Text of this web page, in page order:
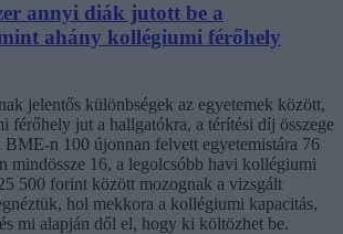
annyi diák jutott be a
ahány kollégiumi férőhely
jelentős különbségek az egyetemek között,
férőhely jut a hallgatókra, a térítési díj összege
BME-n 100 újonnan felvett egyetemistára 76
mindössze 16, a legolcsóbb havi kollégiumi
500 forint között mozognak a vizsgált
hol mekkora a kollégiumi kapacitás,
mi alapján dől el, hogy ki költözhet be.